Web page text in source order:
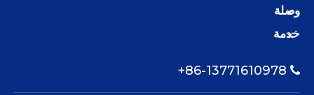
وصلة
خدمة
